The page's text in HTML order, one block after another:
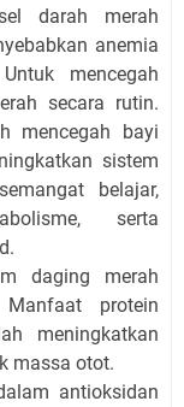
darah merah
anemia
mencegah
secara rutin.
mencegah bayi
sistem
belajar,
serta
daging merah
protein
meningkatkan
massa otot.
antioksidan